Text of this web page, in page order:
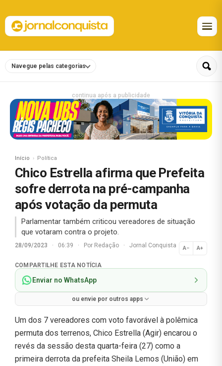
Navegue pelas categorias
continua após a publicidade
Início Política
Chico Estrella afirma que Prefeita
sofre derrota na pré-campanha
após votação da permuta
Parlamentar também criticou vereadores de situação
que votaram contra o projeto.
28/09/2023 · 06:39 · Por Redação · Jornal Conquista A− A+
Normal
COMPARTILHE ESTA NOTÍCIA
Enviar no WhatsApp
ou envie por outros apps
Um dos 7 vereadores com voto favorável à polêmica
permuta dos terrenos, Chico Estrella (Agir) encarou o
revés da sessão desta quarta-feira (27) como a
primeira derrota da prefeita Sheila Lemos (União) em